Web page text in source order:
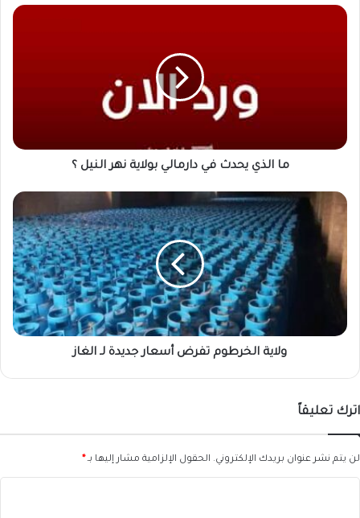
ما
؟
ما الذي يحدث في دارمالي بولاية نهر النيل ؟
ولاية
الخرطوم
تفرض
أسعار
جديدة
لـ
الغاز
ولاية الخرطوم تفرض أسعار جديدة لـ الغاز
اترك تعليقاً
لن يتم نشر عنوان بريدك الإلكتروني. الحقول الإلزامية مشار إليها بـ*